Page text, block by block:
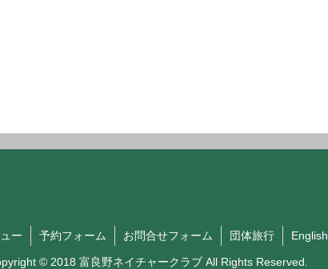
ー 予約フォーム お問合せフォーム 団体旅行 English
© 2018 富良野ネイチャークラブ All Rights Reserved.